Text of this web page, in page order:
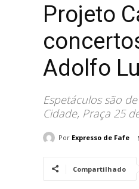
Projeto
Adolfo
Espetáculos são
Cidade, Praça 25
Por Expresso de Fafe
Compartilhado